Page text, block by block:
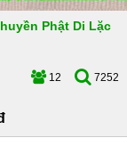
Phật Di Lặc
12
7252